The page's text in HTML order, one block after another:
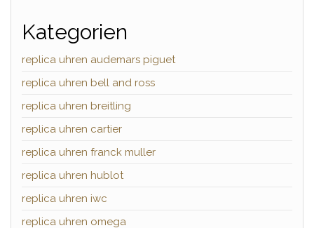
Kategorien
replica uhren audemars piguet
replica uhren bell and ross
replica uhren breitling
replica uhren cartier
replica uhren franck muller
replica uhren hublot
replica uhren iwc
replica uhren omega